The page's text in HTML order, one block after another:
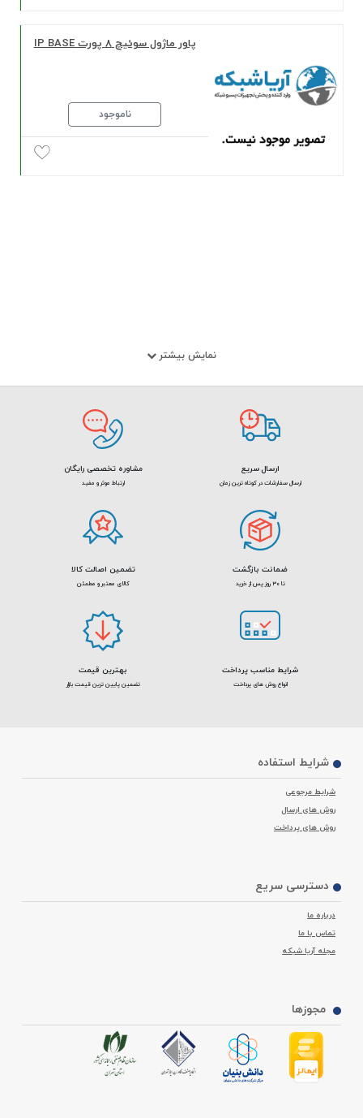
پاور ماژول سوئیچ 8 پورت IP BASE
ناموجود
نمایش بیشتر
ارسال سریع
ارسال سفارشات در کوتاه ترین زمان
مشاوره تخصصی رایگان
ارتباط موثر و مفید
ضمانت بازگشت
تا 30 روز پس از خرید
تضمین اصالت کالا
کالای معتبر و مطمئن
شرایط مناسب پرداخت
انواع روش های پرداخت
بهترین قیمت
تضمین پایین ترین قیمت بازار
شرایط استفاده
شرایط مرجوعی
روش های ارسال
روش های پرداخت
دسترسی سریع
درباره ما
تماس با ما
مجله آریا شبکه
مجوزها